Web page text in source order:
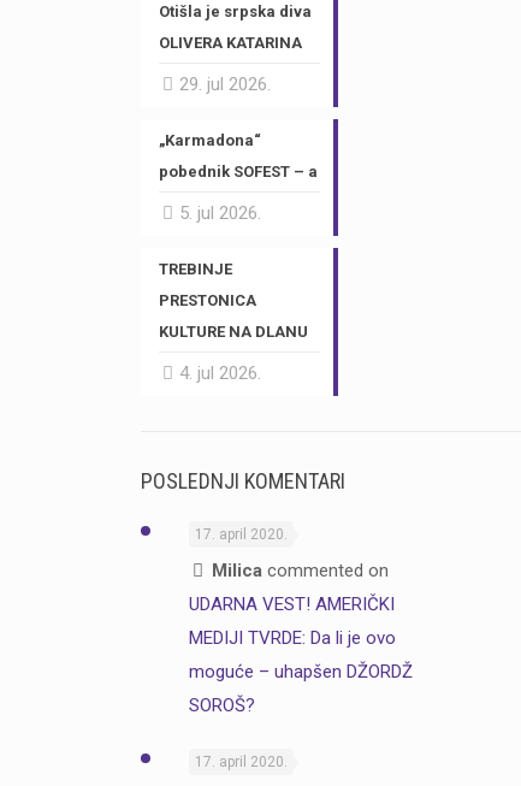
Otišla je srpska diva
OLIVERA KATARINA
29. jul 2026.
„Karmadona“
pobednik SOFEST – a
5. jul 2026.
TREBINJE
PRESTONICA
KULTURE NA DLANU
4. jul 2026.
POSLEDNJI KOMENTARI
17. april 2020.
Milicacommented on
UDARNA VEST! AMERIČKI
MEDIJI TVRDE: Da li je ovo
moguće – uhapšen DŽORDŽ
SOROŠ?
17. april 2020.